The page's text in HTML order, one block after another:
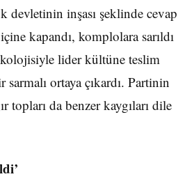
inşası şeklinde cevap
kapandı, komplolara sarıldı
lider kültüne teslim
ortaya çıkardı. Partinin
topları da benzer kaygıları dile